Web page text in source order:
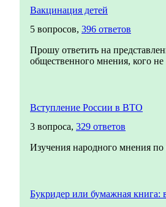
Вакцинация детей
5 вопросов, 396 ответов
Прошу ответить на
общественного мнения, кого не
Вступление России в ВТО
3 вопроса, 329 ответов
Изучения народного мнения
Букридер или бумажная книга: